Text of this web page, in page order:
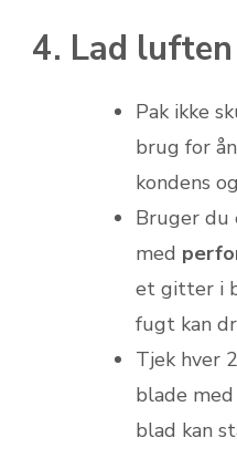
4. Lad
Pak ikke
brug for
kondens
Bruger du
med
et gitter i
fugt kan
Tjek hver
blade
blad kan